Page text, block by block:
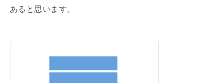
あると思います。